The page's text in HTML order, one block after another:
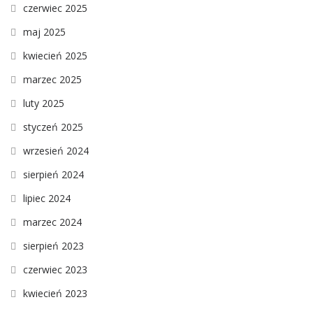
czerwiec 2025
maj 2025
kwiecień 2025
marzec 2025
luty 2025
styczeń 2025
wrzesień 2024
sierpień 2024
lipiec 2024
marzec 2024
sierpień 2023
czerwiec 2023
kwiecień 2023